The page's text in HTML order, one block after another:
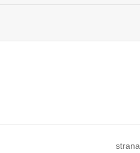
strana